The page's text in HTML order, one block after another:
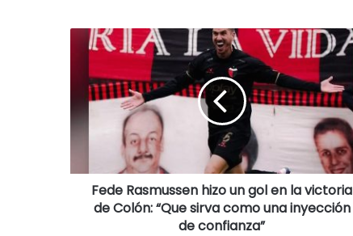
Fede Rasmussen hizo un gol en la victoria
de Colón: “Que sirva como una inyección
de confianza”